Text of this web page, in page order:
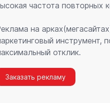
частота повторных
на
инструмент,
отклик.
Заказать рекламу